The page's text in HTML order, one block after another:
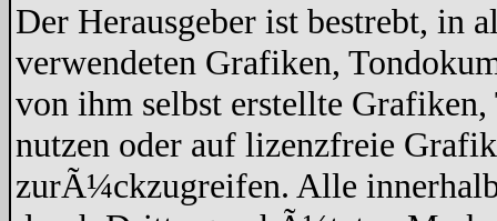
Der Herausgeber ist bestrebt, in
verwendeten Grafiken,
von ihm selbst erstellte Grafiken,
nutzen oder auf lizenzfreie
zurÃ¼ckzugreifen. Alle